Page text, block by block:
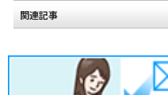
北海道
関連記事